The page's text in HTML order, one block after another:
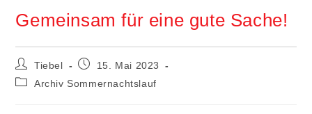
Gemeinsam für eine gute Sache!
Beitrags-
Autor:
Tiebel
Beitrag15. Mai 2023
Beitrags-
Archiv Sommernachtslauf